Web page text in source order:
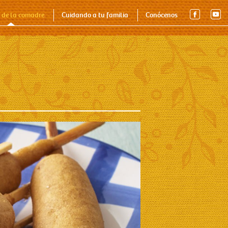
de la comadre Cuidando a tu familia Conócenos
Quiénes somos Nuestros Productos Contacto